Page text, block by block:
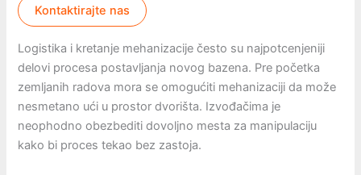
Kontaktirajte nas
Logistika i kretanje mehanizacije često su najpotcenjeniji
delovi procesa postavljanja novog bazena. Pre početka
zemljanih radova mora se omogućiti mehanizaciji da može
nesmetano ući u prostor dvorišta. Izvođačima je
neophodno obezbediti dovoljno mesta za manipulaciju
kako bi proces tekao bez zastoja.